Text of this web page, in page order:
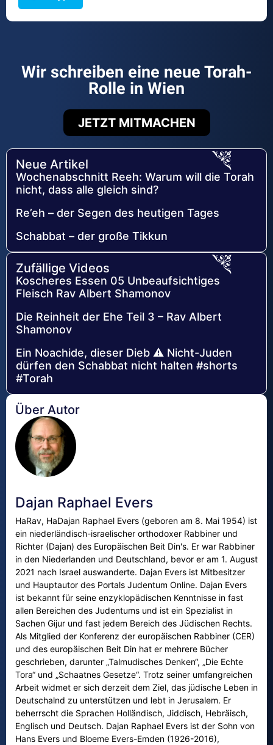
Wir schreiben eine neue Torah-
Rolle in Wien
JETZT MITMACHEN
Neue Artikel
Wochenabschnitt Reeh: Warum will die Torah
nicht, dass alle gleich sind?
Re’eh – der Segen des heutigen Tages
Schabbat – der große Tikkun
Zufällige Videos
Koscheres Essen 05 Unbeaufsichtiges
Fleisch Rav Albert Shamonov
Die Reinheit der Ehe Teil 3 – Rav Albert
Shamonov
Ein Noachide, dieser Dieb ⚠️ Nicht-Juden
dürfen den Schabbat nicht halten #shorts
#Torah
Über Autor
Dajan Raphael Evers
HaRav, HaDajan Raphael Evers (geboren am 8. Mai 1954) ist
ein niederländisch-israelischer orthodoxer Rabbiner und
Richter (Dajan) des Europäischen Beit Din's. Er war Rabbiner
in den Niederlanden und Deutschland, bevor er am 1. August
2021 nach Israel auswanderte. Dajan Evers ist Mitbesitzer
und Hauptautor des Portals Judentum Online. Dajan Evers
ist bekannt für seine enzyklopädischen Kenntnisse in fast
allen Bereichen des Judentums und ist ein Spezialist in
Sachen Gijur und fast jedem Bereich des Jüdischen Rechts.
Als Mitglied der Konferenz der europäischen Rabbiner (CER)
und des europäischen Beit Din hat er mehrere Bücher
geschrieben, darunter „Talmudisches Denken“, „Die Echte
Tora“ und „Schaatnes Gesetze“. Trotz seiner umfangreichen
Arbeit widmet er sich derzeit dem Ziel, das jüdische Leben in
Deutschalnd zu unterstützen und lebt in Jerusalem. Er
beherrscht die Sprachen Holländisch, Jiddisch, Hebräisch,
Englisch und Deutsch. Dajan Raphael Evers ist der Sohn von
Hans Evers und Bloeme Evers-Emden (1926-2016),